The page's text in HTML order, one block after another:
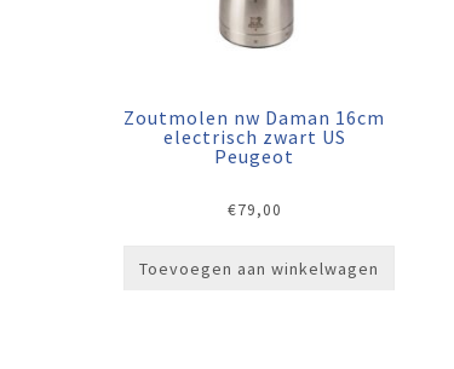
Zoutmolen nw Daman 16cm
electrisch zwart US
Peugeot
€79,00
Toevoegen aan winkelwagen